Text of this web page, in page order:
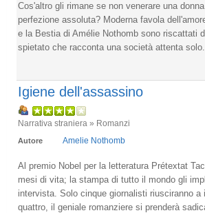
Cos'altro gli rimane se non venerare una
perfezione assoluta? Moderna favola
e la Bestia di Amélie Nothomb sono riscattati
spietato che racconta una società attenta
Igiene dell'assassino
Narrativa straniera » Romanzi
Autore Amelie Nothomb
Al premio Nobel per la letteratura Prétextat
mesi di vita; la stampa di tutto il mondo gli
intervista. Solo cinque giornalisti riusciranno a
quattro, il geniale romanziere si prenderà